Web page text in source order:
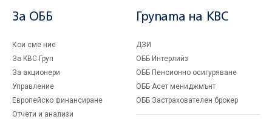
За ОББ
Кои сме ние
За KBC Груп
За акционери
Управление
Европейско финансиране
Отчети и анализи
Групата на KBC
ДЗИ
ОББ Интерлийз
ОББ Пенсионно осигуряване
ОББ Асет мениджмънт
ОББ Застрахователен брокер